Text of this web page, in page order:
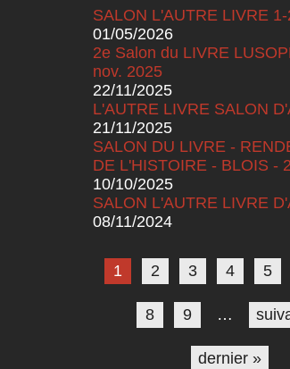
SALON L'AUTRE LIVRE
01/05/2026
2e Salon du LIVRE
nov. 2025
22/11/2025
L'AUTRE LIVRE SALON
21/11/2025
SALON DU LIVRE -
DE L'HISTOIRE - BLOIS -
10/10/2025
SALON L'AUTRE LIVRE
08/11/2024
Pages
1 2 3 4 5
8 9 …
dernier »